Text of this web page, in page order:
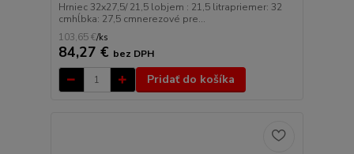
Hrniec 32x27,5/ 21,5 lobjem : 21,5 litrapriemer: 32
cmhĺbka: 27,5 cmnerezové pre...
103,65 €/ks
84,27 € bez DPH
Pridať do košíka